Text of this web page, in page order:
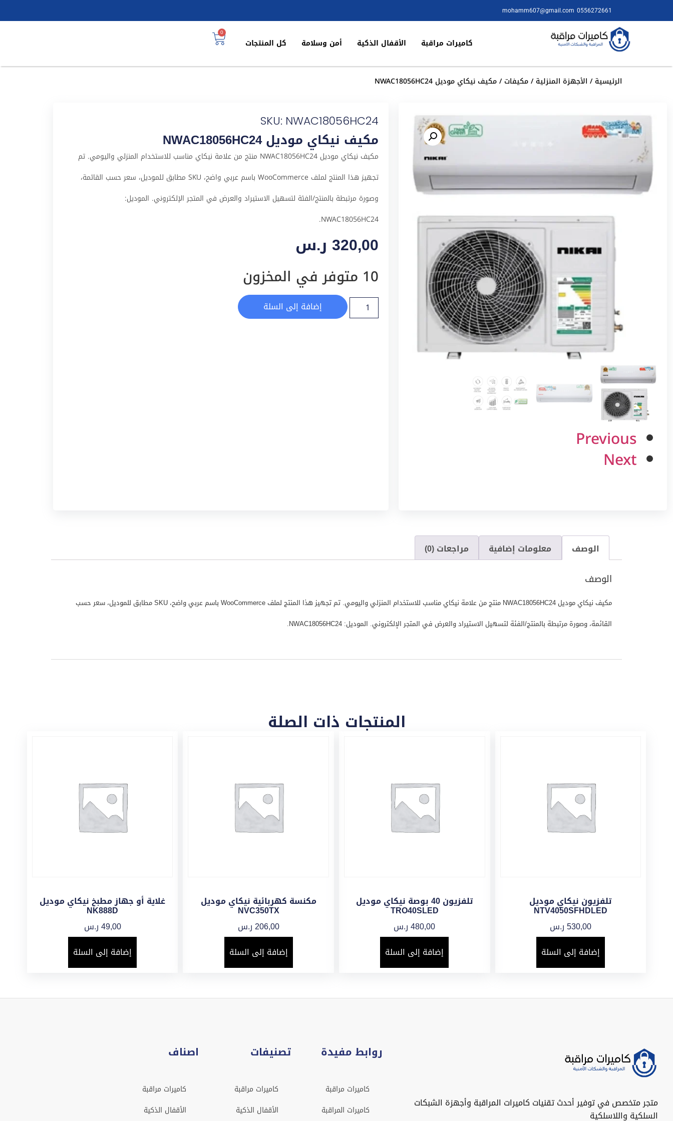
0556272661
mohamm607@gmail.com
كاميرات مراقبة الأقفال الذكية أمن وسلامة كل المنتجات
0
الرئيسية/ الأجهزة المنزلية/مكيفات/ مكيف نيكاي موديل NWAC18056HC24
Previous
Next
SKU: NWAC18056HC24
مكيف نيكاي موديل NWAC18056HC24
مكيف نيكاي موديل NWAC18056HC24 منتج من علامة نيكاي مناسب للاستخدام المنزلي واليومي. تم
تجهيز هذا المنتج لملف WooCommerce باسم عربي واضح، SKU مطابق للموديل، سعر حسب القائمة،
وصورة مرتبطة بالمنتج/الفئة لتسهيل الاستيراد والعرض في المتجر الإلكتروني. الموديل:
NWAC18056HC24.
320,00 ر.س
10 متوفر في المخزون
إضافة إلى السلة
الوصف معلومات إضافية مراجعات (0)
الوصف
مكيف نيكاي موديل NWAC18056HC24 منتج من علامة نيكاي مناسب للاستخدام المنزلي واليومي. تم تجهيز هذا المنتج لملف WooCommerce باسم عربي واضح، SKU مطابق للموديل، سعر حسب
القائمة، وصورة مرتبطة بالمنتج/الفئة لتسهيل الاستيراد والعرض في المتجر الإلكتروني. الموديل: NWAC18056HC24.
المنتجات ذات الصلة
تلفزيون نيكاي موديل
NTV4050SFHDLED
530,00ر.س
إضافة إلى السلة
تلفزيون 40 بوصة نيكاي موديل
TRO40SLED
480,00 ر.س
إضافة إلى السلة
مكنسة كهربائية نيكاي موديل
NVC350TX
206,00ر.س
إضافة إلى السلة
غلاية أو جهاز مطبخ نيكاي موديل
NK888D
49,00ر.س
إضافة إلى السلة
متجر متخصص في توفير أحدث تقنيات كاميرات المراقبة وأجهزة الشبكات
السلكية واللاسلكية
روابط مفيدة
كاميرات مراقبة
كاميرات المراقبة
تصنيفات
كاميرات مراقبة
الأقفال الذكية
اصناف
كاميرات مراقبة
الأقفال الذكية